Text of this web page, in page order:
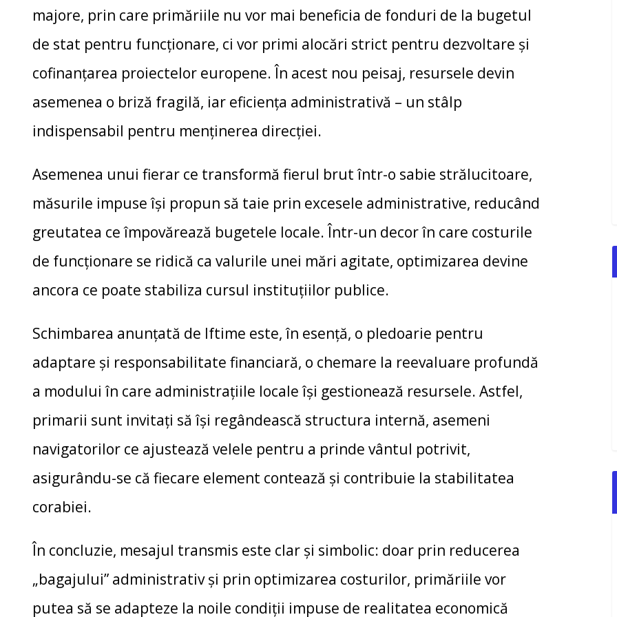
majore, prin care primăriile nu vor mai beneficia de fonduri de la bugetul
de stat pentru funcționare, ci vor primi alocări strict pentru dezvoltare și
cofinanțarea proiectelor europene. În acest nou peisaj, resursele devin
asemenea o briză fragilă, iar eficiența administrativă – un stâlp
indispensabil pentru menținerea direcției.
Asemenea unui fierar ce transformă fierul brut într-o sabie strălucitoare,
măsurile impuse își propun să taie prin excesele administrative, reducând
greutatea ce împovărează bugetele locale. Într-un decor în care costurile
de funcționare se ridică ca valurile unei mări agitate, optimizarea devine
ancora ce poate stabiliza cursul instituțiilor publice.
Schimbarea anunțată de Iftime este, în esență, o pledoarie pentru
adaptare și responsabilitate financiară, o chemare la reevaluare profundă
a modului în care administrațiile locale își gestionează resursele. Astfel,
primarii sunt invitați să își regândească structura internă, asemeni
navigatorilor ce ajustează velele pentru a prinde vântul potrivit,
asigurându-se că fiecare element contează și contribuie la stabilitatea
corabiei.
În concluzie, mesajul transmis este clar și simbolic: doar prin reducerea
„bagajului” administrativ și prin optimizarea costurilor, primăriile vor
putea să se adapteze la noile condiții impuse de realitatea economică